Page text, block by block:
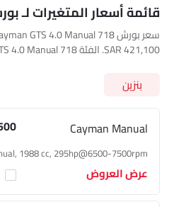
قائمة أسعار المتغيرات لـ بورش
بنزين
Cayman Manual
1988 cc, 295hp@6500-7500rpm
عرض العروض